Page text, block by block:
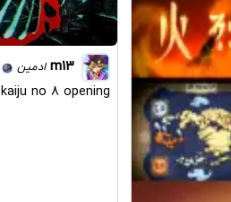
m13 ادمین
kaiju no 8 opening